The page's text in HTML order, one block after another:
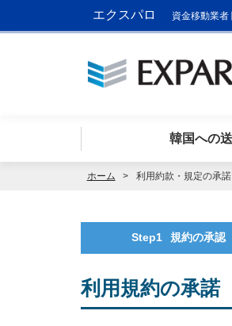
エクスパロ 資金移動業
韓国への
ホーム 利用約款・規定の承諾
Step1 規約の承認
利用規約の承諾